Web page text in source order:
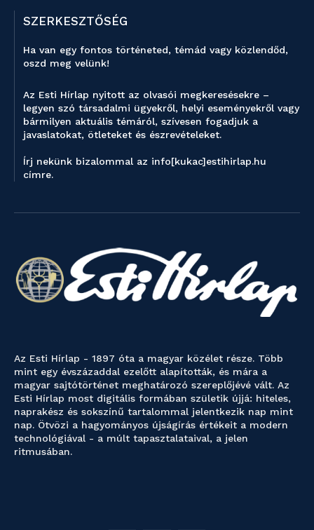
SZERKESZTŐSÉG
Ha van egy fontos történeted, témád vagy közlendőd,
oszd meg velünk!
Az Esti Hírlap nyitott az olvasói megkeresésekre –
legyen szó társadalmi ügyekről, helyi eseményekről vagy
bármilyen aktuális témáról, szívesen fogadjuk a
javaslatokat, ötleteket és észrevételeket.
Írj nekünk bizalommal az info[kukac]estihirlap.hu
címre.
Az Esti Hírlap - 1897 óta a magyar közélet része. Több
mint egy évszázaddal ezelőtt alapították, és mára a
magyar sajtótörténet meghatározó szereplőjévé vált. Az
Esti Hírlap most digitális formában születik újjá: hiteles,
naprakész és sokszínű tartalommal jelentkezik nap mint
nap. Ötvözi a hagyományos újságírás értékeit a modern
technológiával - a múlt tapasztalataival, a jelen
ritmusában.